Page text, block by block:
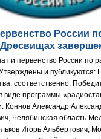
России
и первенство России по
и публикуются:
соответственно.
виде программы
Коннов Александр
Челябинская область
Игорь Альбертович,